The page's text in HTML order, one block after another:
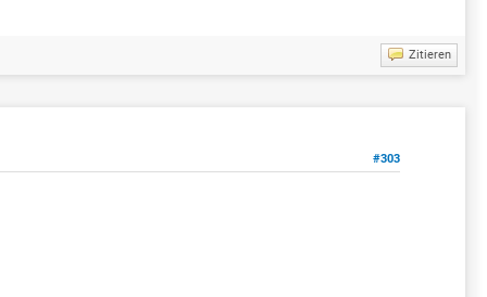
Zitieren
#303